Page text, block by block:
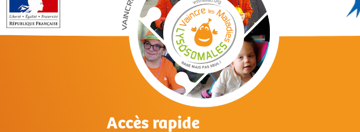
Accès rapide